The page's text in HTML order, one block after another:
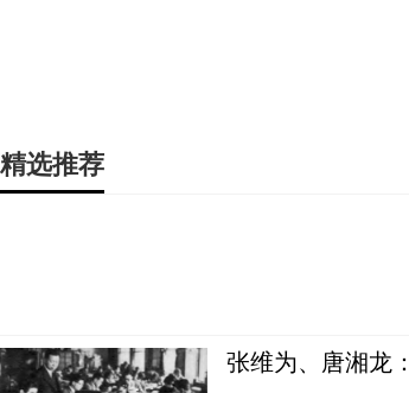
精选推荐
张维为、唐湘龙